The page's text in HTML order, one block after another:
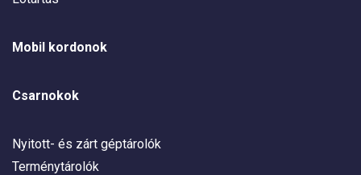
Mobil kordonok
Csarnokok
Nyitott- és zárt géptárolók
Terménytárolók